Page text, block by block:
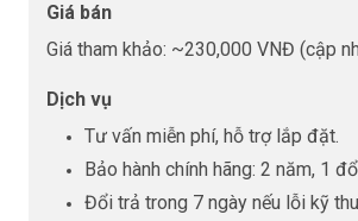
Giá bán
Giá tham khảo: ~230,000 VNĐ (cập
Dịch vụ
Tư vấn miễn phí, hỗ trợ lắp đặt.
Bảo hành chính hãng: 2 năm, 1
Đổi trả trong 7 ngày nếu lỗi kỹ